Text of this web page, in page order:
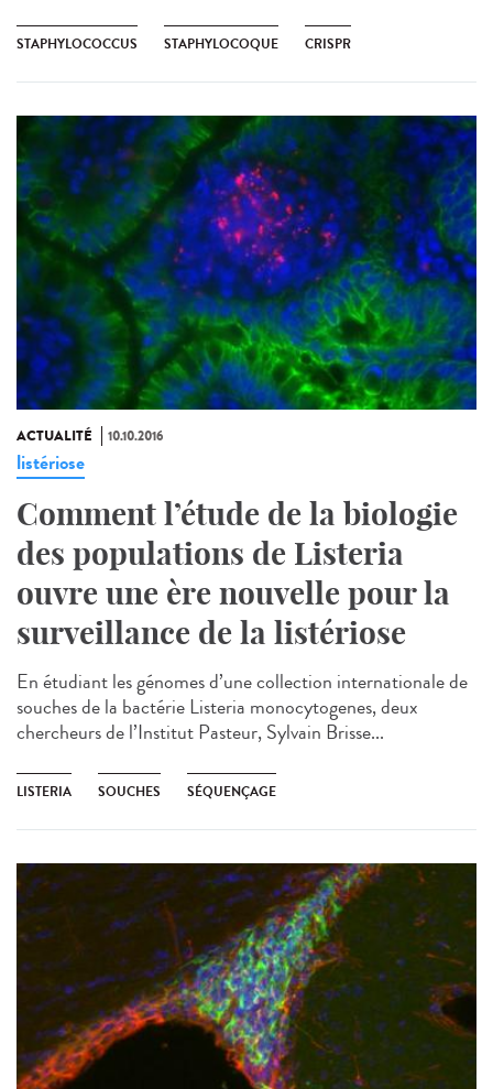
STAPHYLOCOCCUS STAPHYLOCOQUE CRISPR
ACTUALITÉ 10.10.2016
listériose
Comment l’étude de la biologie
des populations de Listeria
ouvre une ère nouvelle pour la
surveillance de la listériose
En étudiant les génomes d’une collection internationale de
souches de la bactérie Listeria monocytogenes, deux
chercheurs de l’Institut Pasteur, Sylvain Brisse...
LISTERIA SOUCHES SÉQUENÇAGE